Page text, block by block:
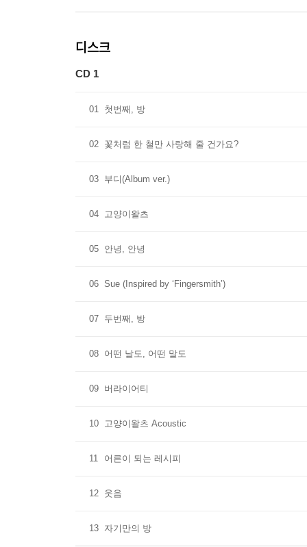
디스크
CD 1
01 첫번째, 방
02 꽃처럼 한 철만 사랑해 줄 건가요?
03 부디(Album ver.)
04 고양이왈츠
05 안녕, 안녕
06 Sue (Inspired by ‘Fingersmith’)
07 두번째, 방
08 어떤 날도, 어떤 말도
09 버라이어티
10 고양이왈츠 Acoustic
11 어른이 되는 레시피
12 웃음
13 자기만의 방